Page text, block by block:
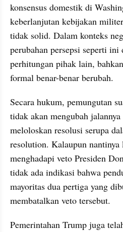
konsensus domestik di
keberlanjutan kebijakan
tidak solid. Dalam konteks
perubahan persepsi seperti ini
perhitungan pihak lain,
formal benar-benar berubah.
Secara hukum, pemungutan
tidak akan mengubah
meloloskan resolusi serupa
resolution. Kalaupun
menghadapi veto Presiden
tidak ada indikasi bahwa
mayoritas dua pertiga yang
membatalkan veto tersebut.
Pemerintahan Trump juga